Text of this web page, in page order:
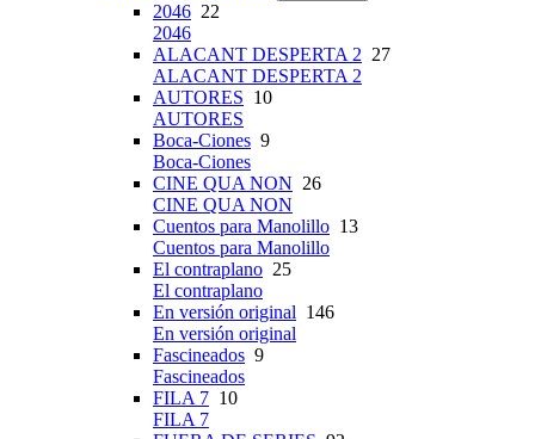
2046 22
2046
ALACANT DESPERTA 2 27
ALACANT DESPERTA 2
AUTORES 10
AUTORES
Boca-Ciones 9
Boca-Ciones
CINE QUA NON 26
CINE QUA NON
Cuentos para Manolillo 13
Cuentos para Manolillo
El contraplano 25
El contraplano
En versión original 146
En versión original
Fascineados 9
Fascineados
FILA 7 10
FILA 7